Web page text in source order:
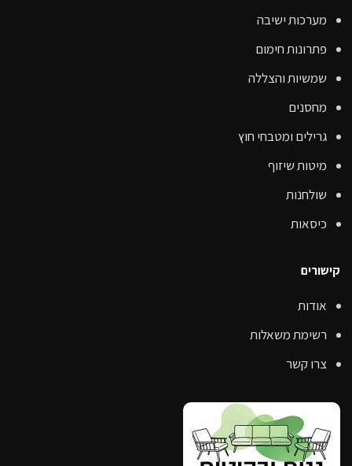
מערכות ישיבה
פתרונות חימום
שמשיות והצללה
מחסנים
גרילים ומטבחי חוץ
מיטות שיזוף
שולחנות
כיסאות
קישורים
אודות
רשימת משאלות
צרו קשר